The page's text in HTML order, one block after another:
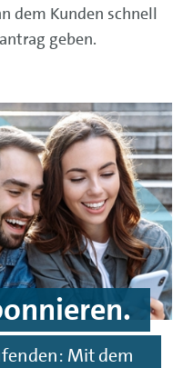
dem Kunden schnell
geben.
Mit dem